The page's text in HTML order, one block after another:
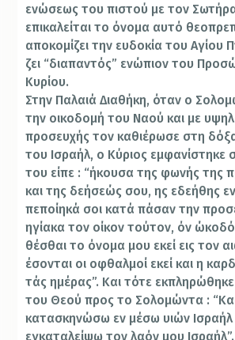
ενώσεως του πιστού με τον
επικαλείται το όνομα αυτό
αποκομίζει την ευδοκία του Αγίου
ζει “διαπαντός” ενώπιον του
Κυρίου.
Στην Παλαιά Διαθήκη, όταν ο
την οικοδομή του Ναού και με
προσευχής τον καθιέρωσε στη
του Ισραήλ, ο Κύριος εμφανίστηκε
του είπε : “ήκουσα της φωνής της
και της δεήσεώς σου, ης εδεήθης
πεποίηκά σοι κατά πάσαν την
ηγίακα τον οίκον τούτον, όν
θέσθαι το όνομα μου εκεί εις τον
έσονται οι οφθαλμοί εκεί και η
τάς ημέρας”. Και τότε
του Θεού προς το Σολομώντα :
κατασκηνώσω εν μέσω υιών Ισραήλ
εγκαταλείψω τον λαόν μου